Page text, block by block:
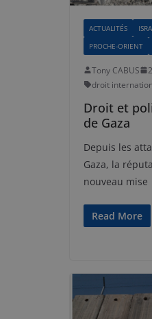
ACTUALITÉS
PROCHE-ORIENT
Tony CABUS
droit
Droit et
de Gaza
Depuis les
Gaza, la
nouveau mise
Read More